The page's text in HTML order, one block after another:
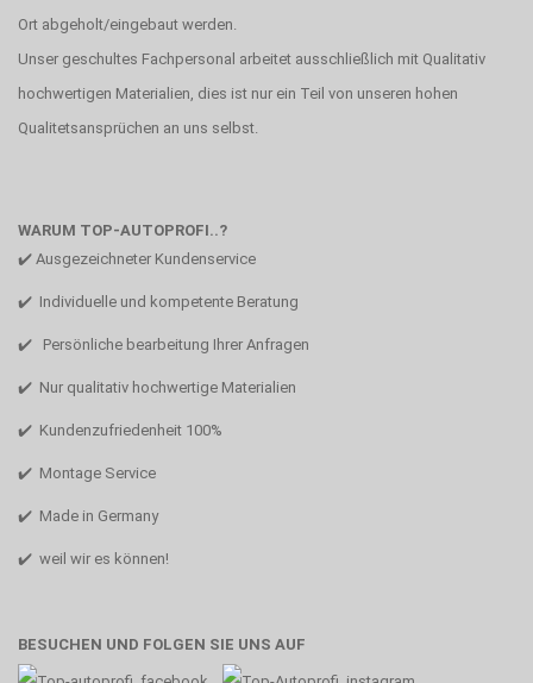
Ort abgeholt/eingebaut werden.
Unser geschultes Fachpersonal arbeitet ausschließlich mit Qualitativ
hochwertigen Materialien, dies ist nur ein Teil von unseren hohen
Qualitetsansprüchen an uns selbst.
WARUM TOP-AUTOPROFI..?
✔️ Ausgezeichneter Kundenservice
✔️ Individuelle und kompetente Beratung
✔️ Persönliche bearbeitung Ihrer Anfragen
✔️ Nur qualitativ hochwertige Materialien
✔️ Kundenzufriedenheit 100%
✔️ Montage Service
✔️ Made in Germany
✔️ weil wir es können!
BESUCHEN UND FOLGEN SIE UNS AUF